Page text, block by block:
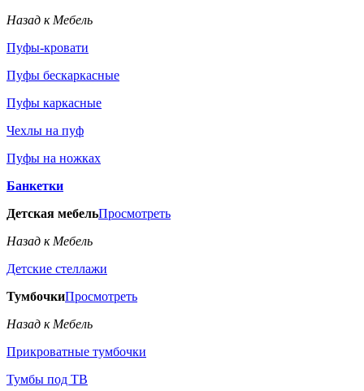
Назад к Мебель
Пуфы-кровати
Пуфы бескаркасные
Пуфы каркасные
Чехлы на пуф
Пуфы на ножках
Банкетки
Детская мебельПросмотреть
Назад к Мебель
Детские стеллажи
ТумбочкиПросмотреть
Назад к Мебель
Прикроватные тумбочки
Тумбы под ТВ